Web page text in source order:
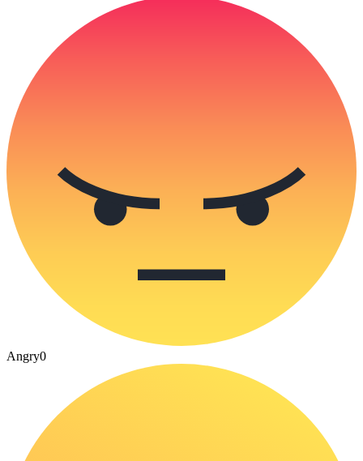
Angry0